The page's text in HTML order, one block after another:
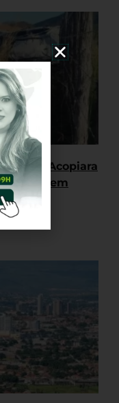
de Acopiara
capota em